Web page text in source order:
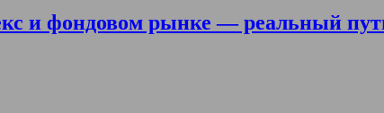
и фондовом рынке — реальный